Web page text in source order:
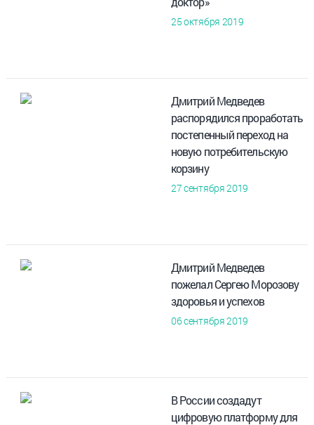
25 октября 2019
Дмитрий Медведев
распорядился проработать
постепенный переход на
новую потребительскую
корзину
27 сентября 2019
Дмитрий Медведев
пожелал Сергею Морозову
здоровья и успехов
06 сентября 2019
В России создадут
цифровую платформу для